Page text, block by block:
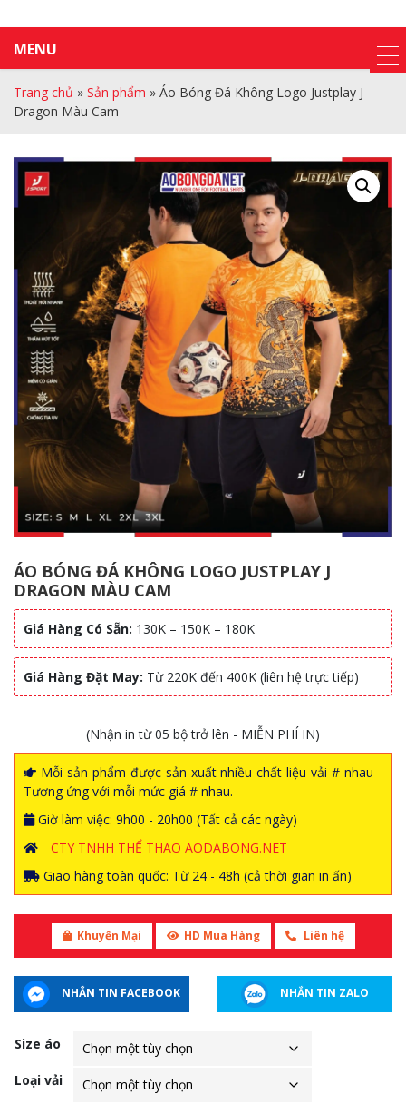
MENU
Trang chủ » Sản phẩm » Áo Bóng Đá Không Logo Justplay J
Dragon Màu Cam
ÁO BÓNG ĐÁ KHÔNG LOGO JUSTPLAY J
DRAGON MÀU CAM
Giá Hàng Có Sẵn: 130K – 150K – 180K
Giá Hàng Đặt May: Từ 220K đến 400K (liên hệ trực tiếp)
(Nhận in từ 05 bộ trở lên - MIỄN PHÍ IN)
Mỗi sản phẩm được sản xuất nhiều chất liệu vải # nhau -
Tương ứng với mỗi mức giá # nhau.
Giờ làm việc: 9h00 - 20h00 (Tất cả các ngày)
CTY TNHH THỂ THAO AODABONG.NET
Giao hàng toàn quốc: Từ 24 - 48h (cả thời gian in ấn)
Khuyến Mại HD Mua Hàng Liên hệ
NHẮN TIN FACEBOOK NHẮN TIN ZALO
Size áo
Loại vải